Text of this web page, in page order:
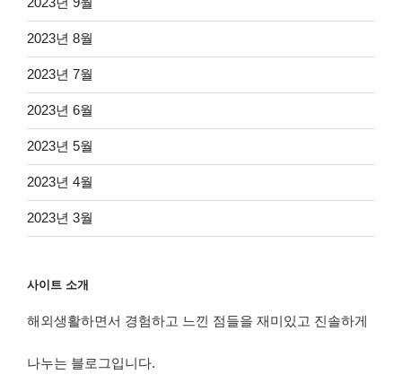
2023년 8월
2023년 7월
2023년 6월
2023년 5월
2023년 4월
2023년 3월
사이트 소개
해외생활하면서 경험하고 느낀 점들을 재미있고 진솔하게
나누는 블로그입니다.